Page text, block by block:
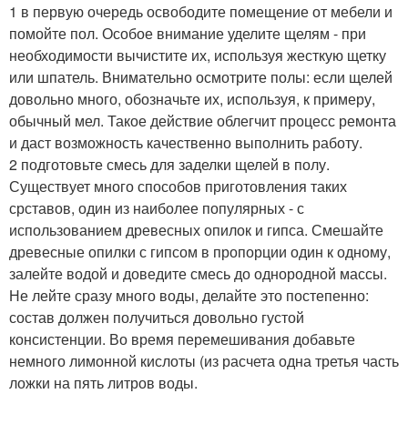
1 в первую очередь освободите помещение от мебели и
помойте пол. Особое внимание уделите щелям - при
необходимости вычистите их, используя жесткую щетку
или шпатель. Внимательно осмотрите полы: если щелей
довольно много, обозначьте их, используя, к примеру,
обычный мел. Такое действие облегчит процесс ремонта
и даст возможность качественно выполнить работу.
2 подготовьте смесь для заделки щелей в полу.
Существует много способов приготовления таких
срставов, один из наиболее популярных - с
использованием древесных опилок и гипса. Смешайте
древесные опилки с гипсом в пропорции один к одному,
залейте водой и доведите смесь до однородной массы.
Не лейте сразу много воды, делайте это постепенно:
состав должен получиться довольно густой
консистенции. Во время перемешивания добавьте
немного лимонной кислоты (из расчета одна третья часть
ложки на пять литров воды.